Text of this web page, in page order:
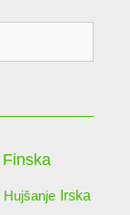
Finska
Hujšanje Irska